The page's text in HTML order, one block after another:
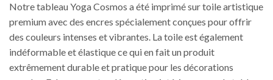
Notre tableau Yoga Cosmos a été imprimé sur toile artistique
premium avec des encres spécialement conçues pour offrir
des couleurs intenses et vibrantes. La toile est également
indéformable et élastique ce qui en fait un produit
extrêmement durable et pratique pour les décorations